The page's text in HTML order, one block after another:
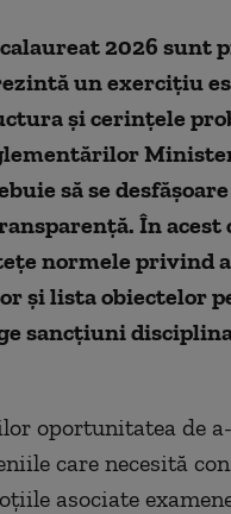
2026 sunt
un exercițiu
și cerințele
să se
În
normele privind
și lista obiectelor
sancțiuni
oportunitatea de
care necesită
asociate